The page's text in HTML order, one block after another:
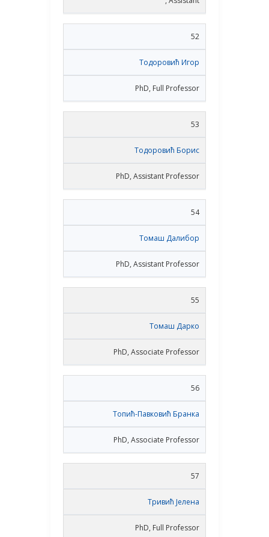
52
Тодоровић Игор
PhD, Full Professor
53
Тодоровић Борис
PhD, Assistant Professor
54
Томаш Далибор
PhD, Assistant Professor
55
Томаш Дарко
PhD, Associate Professor
56
Топић-Павковић Бранка
PhD, Associate Professor
57
Тривић Јелена
PhD, Full Professor